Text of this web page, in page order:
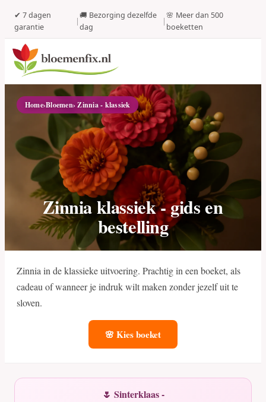
✔ 7 dagen
garantie
|
🚚 Bezorging dezelfde
dag
|
🌸 Meer dan 500
boeketten
Home›Bloemen› Zinnia - klassiek
Zinnia klassiek - gids en
bestelling
Zinnia in de klassieke uitvoering. Prachtig in een boeket, als
cadeau of wanneer je indruk wilt maken zonder jezelf uit te
sloven.
🌸 Kies boeket
🌷 Sinterklaas -